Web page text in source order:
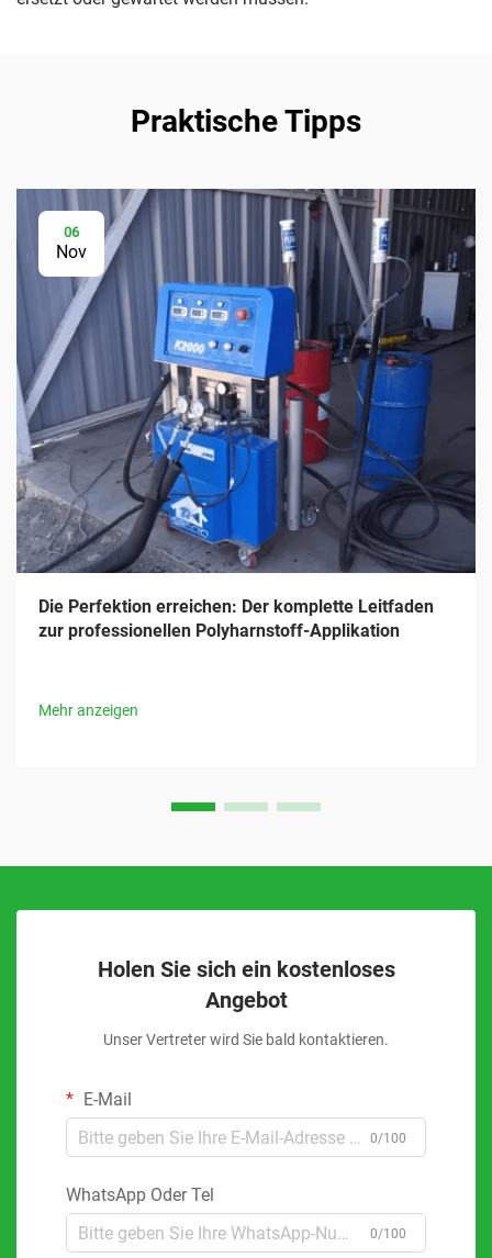
Praktische Tipps
06
Nov
Die Perfektion erreichen: Der komplette Leitfaden
zur professionellen Polyharnstoff-Applikation
Mehr anzeigen
Holen Sie sich ein kostenloses
Angebot
Unser Vertreter wird Sie bald kontaktieren.
E-Mail
0/100
WhatsApp Oder Tel
0/100